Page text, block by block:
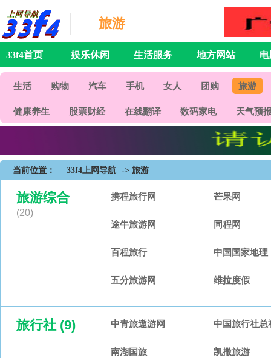
旅游
33f4首页 娱乐休闲 生活服务 地方网站
生活 购物 汽车 手机 女人 团购 旅游
健康养生 股票财经 在线翻译 数码家电 天气预
当前位置： 33f4上网导航 -> 旅游
旅游综合
(20)
携程旅行网 芒果网
途牛旅游网 同程网
百程旅行 中国国家地理
五分旅游网 维拉度假
旅行社 (9) 中青旅遨游网 中国旅行社总
南湖国旅 凯撒旅游